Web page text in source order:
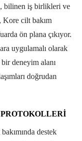
bilinen iş birlikleri ve
Kore cilt bakım
ön plana çıkıyor.
uygulamalı olarak
deneyim alanı
doğrudan
destek